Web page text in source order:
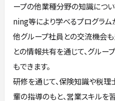
ープの他業種分野の知識につ
ning等により学べるプログラム
他グループ社員との交流機会
との情報共有を通じて、グル
もできます。
研修を通じて、保険知識や税
輩の指導のもと、営業スキルを